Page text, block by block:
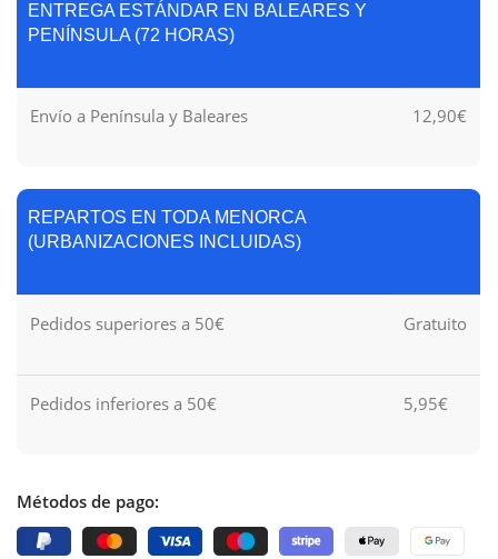
ENTREGA ESTÁNDAR EN BALEARES Y
PENÍNSULA (72 HORAS)
Envío a Península y Baleares 12,90€
REPARTOS EN TODA MENORCA
(URBANIZACIONES INCLUIDAS)
Pedidos superiores a 50€ Gratuito
Pedidos inferiores a 50€ 5,95€
Métodos de pago: